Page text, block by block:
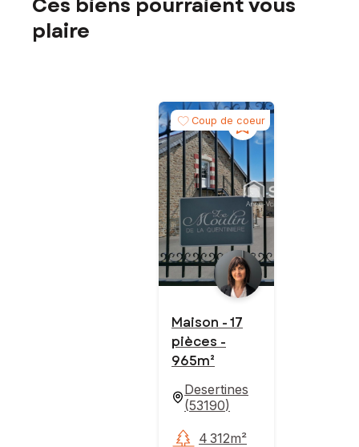
plaire
Coup de coeur
Maison - 17
pièces -
965m²
Desertines
(53190)
4 312m²